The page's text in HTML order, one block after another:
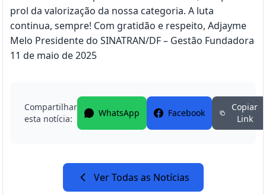
prol da valorização da nossa categoria. A luta
continua, sempre! Com gratidão e respeito, Adjayme
Melo Presidente do SINATRAN/DF – Gestão Fundadora
11 de maio de 2025
Compartilhar
esta notícia:
WhatsApp Facebook
Copiar
Link
Ver Todas as Notícias